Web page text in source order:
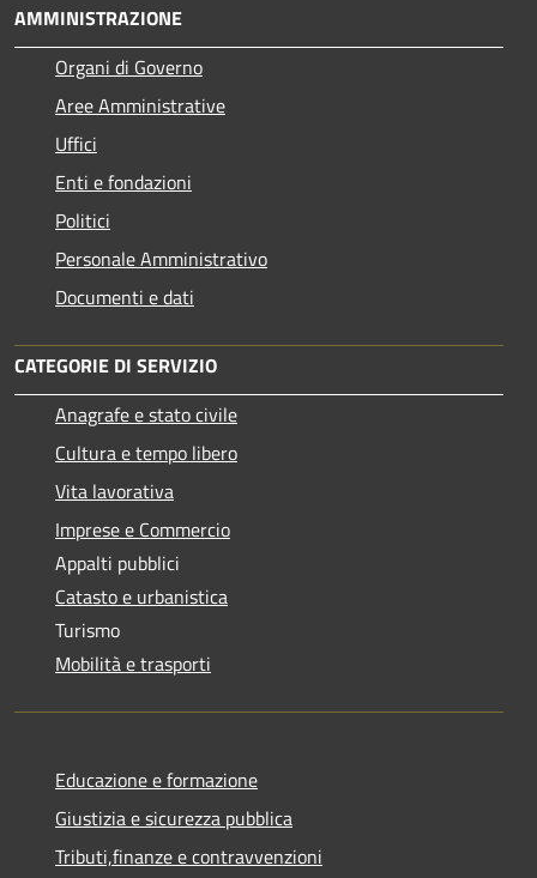
AMMINISTRAZIONE
Organi di Governo
Aree Amministrative
Uffici
Enti e fondazioni
Politici
Personale Amministrativo
Documenti e dati
CATEGORIE DI SERVIZIO
Anagrafe e stato civile
Cultura e tempo libero
Vita lavorativa
Imprese e Commercio
Appalti pubblici
Catasto e urbanistica
Turismo
Mobilità e trasporti
Educazione e formazione
Giustizia e sicurezza pubblica
Tributi,finanze e contravvenzioni